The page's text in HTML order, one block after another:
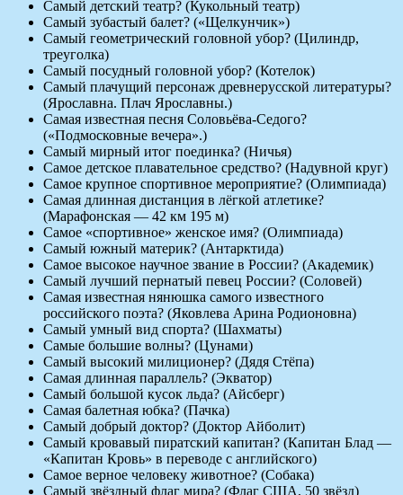
Самый детский театр? (Кукольный театр)
Самый зубастый балет? («Щелкунчик»)
Самый геометрический головной убор? (Цилиндр,
треуголка)
Самый посудный головной убор? (Котелок)
Самый плачущий персонаж древнерусской литературы?
(Ярославна. Плач Ярославны.)
Самая известная песня Соловьёва-Седого?
(«Подмосковные вечера».)
Самый мирный итог поединка? (Ничья)
Самое детское плавательное средство? (Надувной круг)
Самое крупное спортивное мероприятие? (Олимпиада)
Самая длинная дистанция в лёгкой атлетике?
(Марафонская — 42 км 195 м)
Самое «спортивное» женское имя? (Олимпиада)
Самый южный материк? (Антарктида)
Самое высокое научное звание в России? (Академик)
Самый лучший пернатый певец России? (Соловей)
Самая известная нянюшка самого известного
российского поэта? (Яковлева Арина Родионовна)
Самый умный вид спорта? (Шахматы)
Самые большие волны? (Цунами)
Самый высокий милиционер? (Дядя Стёпа)
Самая длинная параллель? (Экватор)
Самый большой кусок льда? (Айсберг)
Самая балетная юбка? (Пачка)
Самый добрый доктор? (Доктор Айболит)
Самый кровавый пиратский капитан? (Капитан Блад —
«Капитан Кровь» в переводе с английского)
Самое верное человеку животное? (Собака)
Самый звёздный флаг мира? (Флаг США, 50 звёзд)